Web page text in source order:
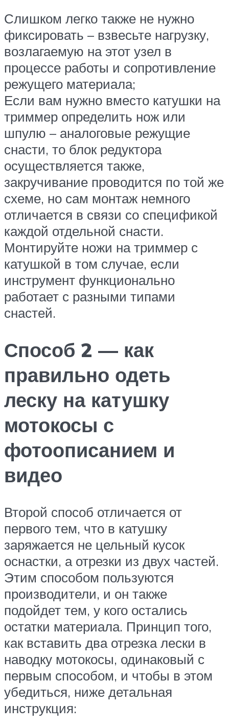
Слишком легко также не нужно
фиксировать – взвесьте нагрузку,
возлагаемую на этот узел в
процессе работы и сопротивление
режущего материала;
Если вам нужно вместо катушки на
триммер определить нож или
шпулю – аналоговые режущие
снасти, то блок редуктора
осуществляется также,
закручивание проводится по той же
схеме, но сам монтаж немного
отличается в связи со спецификой
каждой отдельной снасти.
Монтируйте ножи на триммер с
катушкой в том случае, если
инструмент функционально
работает с разными типами
снастей.
Способ 2 — как
правильно одеть
леску на катушку
мотокосы с
фотоописанием и
видео
Второй способ отличается от
первого тем, что в катушку
заряжается не цельный кусок
оснастки, а отрезки из двух частей.
Этим способом пользуются
производители, и он также
подойдет тем, у кого остались
остатки материала. Принцип того,
как вставить два отрезка лески в
наводку мотокосы, одинаковый с
первым способом, и чтобы в этом
убедиться, ниже детальная
инструкция: